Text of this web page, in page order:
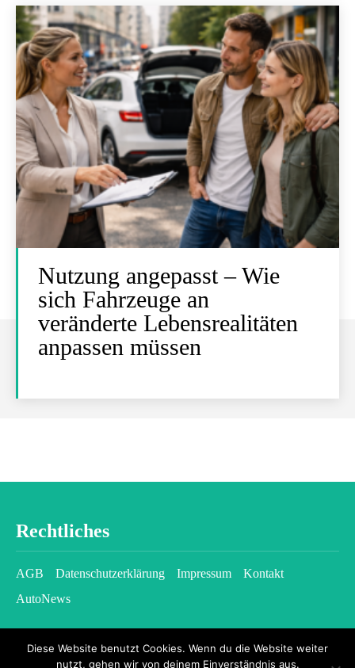
Nutzung angepasst – Wie
sich Fahrzeuge an
veränderte Lebensrealitäten
anpassen müssen
Rechtliches
AGB Datenschutzerklärung Impressum
Kontakt
AutoNews
Diese Website benutzt Cookies. Wenn du die Website weiter
nutzt, gehen wir von deinem Einverständnis aus.